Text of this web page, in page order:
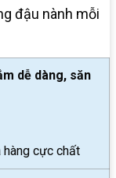
đậu nành mỗi
dễ dàng, săn
hàng cực chất